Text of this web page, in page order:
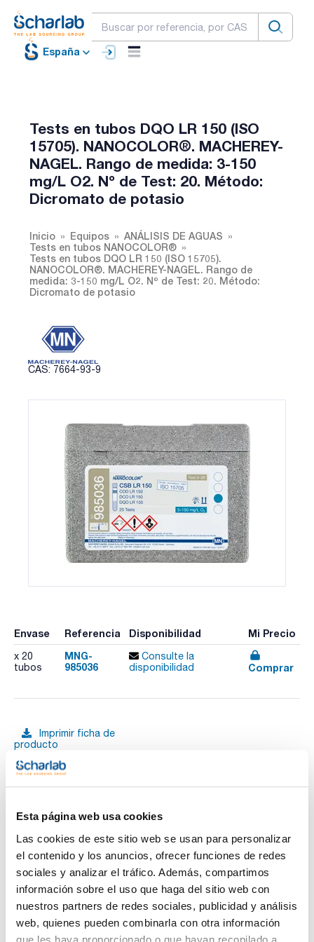
Esta página web usa cookies
Las cookies de este sitio web se usan para personalizar
el contenido y los anuncios, ofrecer funciones de redes
sociales y analizar el tráfico. Además, compartimos
información sobre el uso que haga del sitio web con
nuestros partners de redes sociales, publicidad y análisis
web, quienes pueden combinarla con otra información
que les haya proporcionado o que hayan recopilado a
España
Tests en tubos DQO LR 150 (ISO
15705). NANOCOLOR®. MACHEREY-
NAGEL. Rango de medida: 3-150
mg/L O2. Nº de Test: 20. Método:
Dicromato de potasio
Inicio Equipos
ANÁLISIS DE AGUAS
Tests en tubos NANOCOLOR®
Tests en tubos DQO LR 150 (ISO 15705).
NANOCOLOR®. MACHEREY-NAGEL. Rango de
medida: 3-150 mg/L O2. Nº de Test: 20. Método:
Dicromato de potasio
CAS: 7664-93-9
Envase Referencia Disponibilidad Mi Precio
x 20
tubos
MNG-
985036
Consulte la
disponibilidad
Comprar
Imprimir ficha de
producto
Test : DQO LR 150 (ISO 15705)
Rango de medida : 3-150 mg/L O2
Nº de Test : 20
Método : Dicromato de potasio
GHS : Sí
Pack (u.) : 20 tubos
Los tests en tubos NANOCOLOR® para el análisis
fotométrico convencen por su uso sencillo, y constituyen, la
primera opción para los análisis rutinarios, automonitoreo y
análisis de procesos. Gracias a los reactivos exactamente
predosificados en tubos con un diámetro de 16 mm así
como reactivos adicionales predosificados de forma precisa
se alcanzan resultados de máxima exactitud y fiabilidad.
Todos los tests se encuentran programados en los
Documentación técnica
TDS / Ficha técnica
Regístrate para
descargas
COA
Regístrate para
descargas